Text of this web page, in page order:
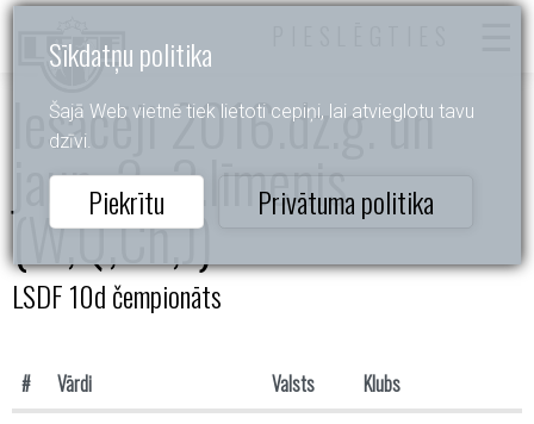
Sīkdatņu politika
Šajā Web vietnē tiek lietoti cepiņi, lai atvieglotu tavu
dzīvi.
Piekrītu Privātuma politika
Iesācēji 2016.dz.g. un
jaun. 2.-3.līmenis
(W,Q,Ch,J)
LSDF 10d čempionāts
# Vārdi Valsts Klubs